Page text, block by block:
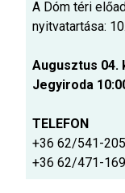
A Dóm téri
nyitvatartása:
Augusztus 04.
Jegyiroda
TELEFON
+36 62/541-
+36 62/471-